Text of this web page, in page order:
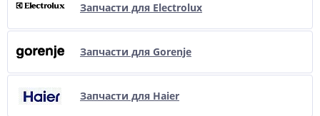
Запчасти для Electrolux
Запчасти для Gorenje
Запчасти для Haier